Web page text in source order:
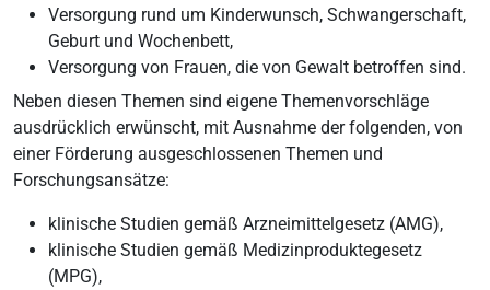
Versorgung rund um Kinderwunsch, Schwangerschaft,
Geburt und Wochenbett,
Versorgung von Frauen, die von Gewalt betroffen sind.
Neben diesen Themen sind eigene Themenvorschläge
ausdrücklich erwünscht, mit Ausnahme der folgenden, von
einer Förderung ausgeschlossenen Themen und
Forschungsansätze:
klinische Studien gemäß Arzneimittelgesetz (AMG),
klinische Studien gemäß Medizinproduktegesetz
(MPG),